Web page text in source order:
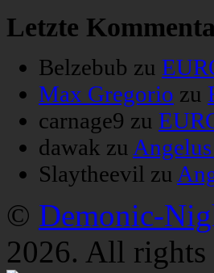
Letzte
Belzebub zu
Max Gregorio zu
carnage9 zu
dawak zu
Slaytheevil zu
© Demonic-
2026. All rights